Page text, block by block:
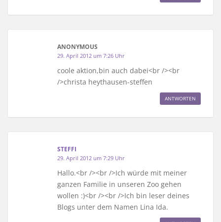
ANONYMOUS
29. April 2012 um 7:26 Uhr
coole aktion,bin auch dabei<br /><br
/>christa heythausen-steffen
ANTWORTEN
STEFFI
29. April 2012 um 7:29 Uhr
Hallo.<br /><br />Ich würde mit meiner
ganzen Familie in unseren Zoo gehen
wollen :)<br /><br />Ich bin leser deines
Blogs unter dem Namen Lina Ida.